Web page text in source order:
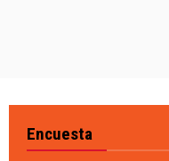
Encuesta